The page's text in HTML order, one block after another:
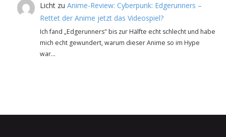
Licht zuAnime-Review: Cyberpunk: Edgerunners –
Rettet der Anime jetzt das Videospiel?
Ich fand „Edgerunners" bis zur Hälfte echt schlecht und habe
mich echt gewundert, warum dieser Anime so im Hype
war…